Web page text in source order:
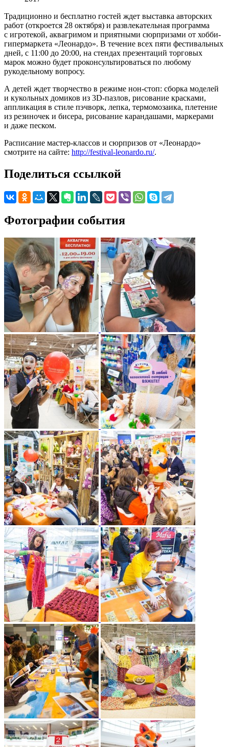
Традиционно и бесплатно гостей ждет выставка авторских
работ (откроется 28 октября) и развлекательная программа
с игротекой, аквагримом и приятными сюрпризами от хобби-
гипермаркета «Леонардо». В течение всех пяти фестивальных
дней, с 11:00 до 20:00, на стендах презентаций торговых
марок можно будет проконсультироваться по любому
рукодельному вопросу.
А детей ждет творчество в режиме нон-стоп: сборка моделей
и кукольных домиков из 3D-пазлов, рисование красками,
аппликация в стиле пэчворк, лепка, термомозаика, плетение
из резиночек и бисера, рисование карандашами, маркерами
и даже песком.
Расписание мастер-классов и сюрпризов от «Леонардо»
смотрите на сайте: http://festival-leonardo.ru/.
Поделиться ссылкой
Фотографии события